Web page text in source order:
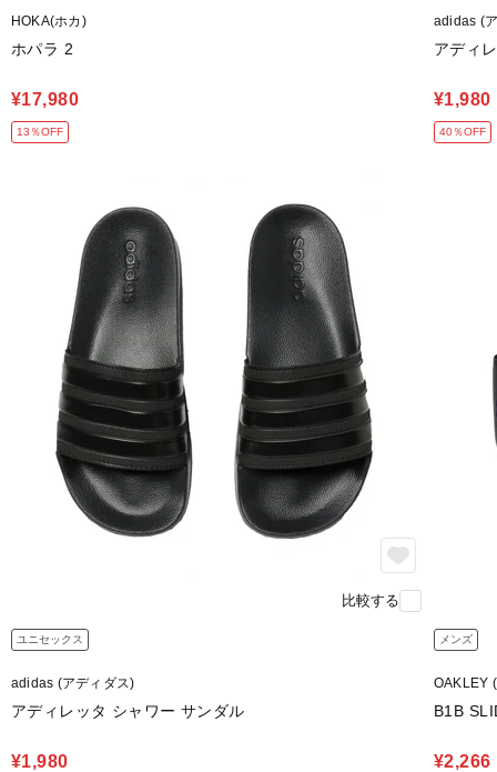
HOKA(ホカ)
ホパラ 2
¥17,980
13％OFF
adidas (
アディ
¥1,980
40％OFF
比較する
ユニセックス
adidas (アディダス)
アディレッタ シャワー サンダル
¥1,980
メンズ
OAKLEY
B1B
¥2,266